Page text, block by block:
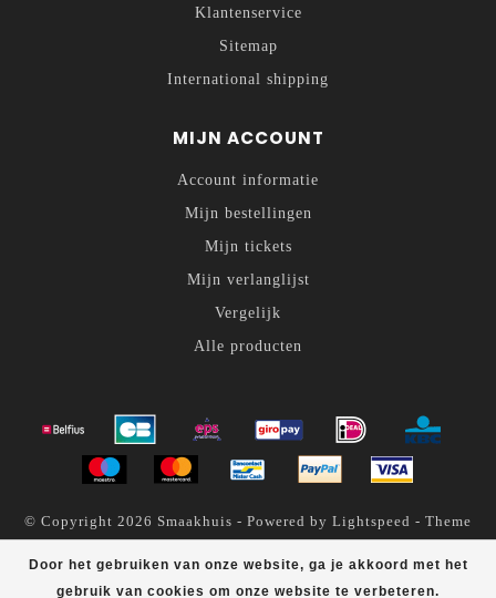
Door het gebruiken van onze website, ga je akkoord met het
gebruik van cookies om onze website te verbeteren.
Klantenservice
Sitemap
International shipping
MIJN ACCOUNT
Account informatie
Mijn bestellingen
Mijn tickets
Mijn verlanglijst
Vergelijk
Alle producten
© Copyright 2026 Smaakhuis - Powered by Lightspeed - Theme
Smaakhuis scores a 200klantbeoordelingen at